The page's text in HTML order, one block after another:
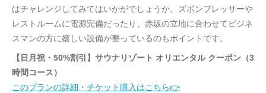
はチャレンジしてみてはいかがでしょうか。ズボンプレッサーや
レストルームに電源完備だったり、赤坂の立地に合わせてビジネ
スマンの方に嬉しい設備が整っているのもポイントです。
【日月祝・50%割引】サウナリゾート オリエンタル クーポン（3
時間コース）
このプランの詳細・チケット購入はこちら👉